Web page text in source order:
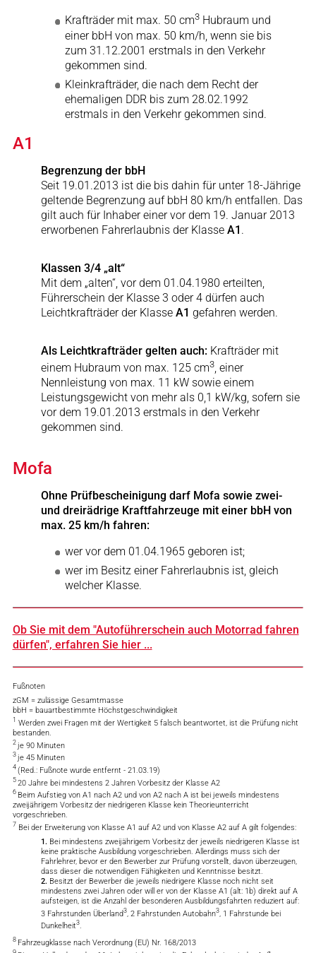
Krafträder mit max. 50 cm3 Hubraum und
einer bbH von max. 50 km/h, wenn sie bis
zum 31.12.2001 erstmals in den Verkehr
gekommen sind.
Kleinkrafträder, die nach dem Recht der
ehemaligen DDR bis zum 28.02.1992
erstmals in den Verkehr gekommen sind.
A1
Begrenzung der bbH
Seit 19.01.2013 ist die bis dahin für unter 18-Jährige
geltende Begrenzung auf bbH 80 km/h entfallen. Das
gilt auch für Inhaber einer vor dem 19. Januar 2013
erworbenen Fahrerlaubnis der Klasse A1 .
Klassen 3/4 „alt“
Mit dem „alten“, vor dem 01.04.1980 erteilten,
Führerschein der Klasse 3 oder 4 dürfen auch
Leichtkrafträder der Klasse A1 gefahren werden.
Als Leichtkrafträder gelten auch: Krafträder mit
einem Hubraum von max. 125 cm3, einer
Nennleistung von max. 11 kW sowie einem
Leistungsgewicht von mehr als 0,1 kW/kg, sofern sie
vor dem 19.01.2013 erstmals in den Verkehr
gekommen sind.
Mofa
Ohne Prüfbescheinigung darf Mofa sowie zwei-
und dreirädrige Kraftfahrzeuge mit einer bbH von
max. 25 km/h fahren:
wer vor dem 01.04.1965 geboren ist;
wer im Besitz einer Fahrerlaubnis ist, gleich
welcher Klasse.
Ob Sie mit dem "Autoführerschein auch Motorrad fahren
dürfen", erfahren Sie hier ...
Fußnoten
zGM = zulässige Gesamtmasse
bbH = bauartbestimmte Höchstgeschwindigkeit
1 Werden zwei Fragen mit der Wertigkeit 5 falsch beantwortet, ist die Prüfung nicht
bestanden.
2 je 90 Minuten
3 je 45 Minuten
4 (Red.: Fußnote wurde entfernt - 21.03.19)
5 20 Jahre bei mindestens 2 Jahren Vorbesitz der Klasse A2
6 Beim Aufstieg von A1 nach A2 und von A2 nach A ist bei jeweils mindestens
zweijährigem Vorbesitz der niedrigeren Klasse kein Theorieunterricht
vorgeschrieben.
7 Bei der Erweiterung von Klasse A1 auf A2 und von Klasse A2 auf A gilt folgendes:
1.Bei mindestens zweijährigem Vorbesitz der jeweils niedrigeren Klasse ist
keine praktische Ausbildung vorgeschrieben. Allerdings muss sich der
Fahrlehrer, bevor er den Bewerber zur Prüfung vorstellt, davon überzeugen,
dass dieser die notwendigen Fähigkeiten und Kenntnisse besitzt.
2.Besitzt der Bewerber die jeweils niedrigere Klasse noch nicht seit
mindestens zwei Jahren oder will er von der Klasse A1 (alt: 1b) direkt auf A
aufsteigen, ist die Anzahl der besonderen Ausbildungsfahrten reduziert auf:
3 Fahrstunden Überland3, 2 Fahrstunden Autobahn3, 1 Fahrstunde bei
Dunkelheit3.
8 Fahrzeugklasse nach Verordnung (EU) Nr. 168/2013